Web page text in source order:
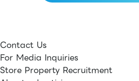
Contact Us
For Media Inquiries
Store Property Recruitment